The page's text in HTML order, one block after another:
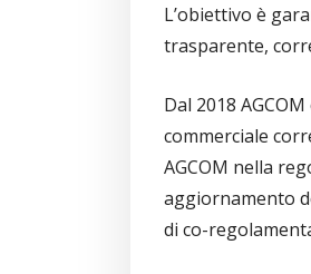
L’obiettivo è
trasparente,
Dal 2018
commerciale
AGCOM nella
aggiornamento
di co-